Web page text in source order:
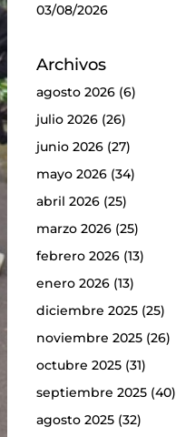
03/08/2026
Archivos
agosto 2026(6)
julio 2026(26)
junio 2026(27)
mayo 2026(34)
abril 2026(25)
marzo 2026(25)
febrero 2026(13)
enero 2026(13)
diciembre 2025(25)
noviembre 2025(26)
octubre 2025(31)
septiembre 2025(40)
agosto 2025(32)